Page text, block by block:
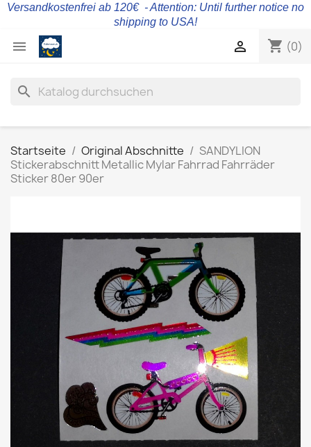
Versandkostenfrei ab 120€ - Attention: Until further notice no
shipping to USA!
 shopping_cart (0)

search
Startseite Original Abschnitte
SANDYLION
Stickerabschnitt Metallic Mylar Fahrrad Fahrräder
Sticker 80er 90er